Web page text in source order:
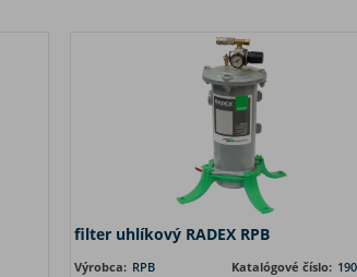
filter uhlíkový RADEX RPB
Výrobca: RPB Katalógové číslo: